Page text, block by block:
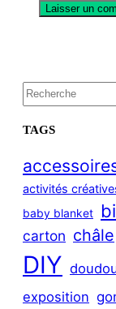
S
e
a
c
h
TAGS
activités
baby blanket
carton châle
DIY
exposition